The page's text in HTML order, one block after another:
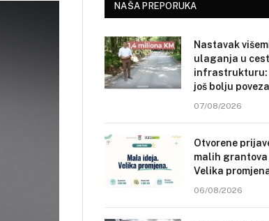
NAŠA PREPORUKA
Nastavak
ulaganja u
infrastrukturu:
još bolju
07/08/2026
Otvorene
malih grantova
Velika
06/08/2026